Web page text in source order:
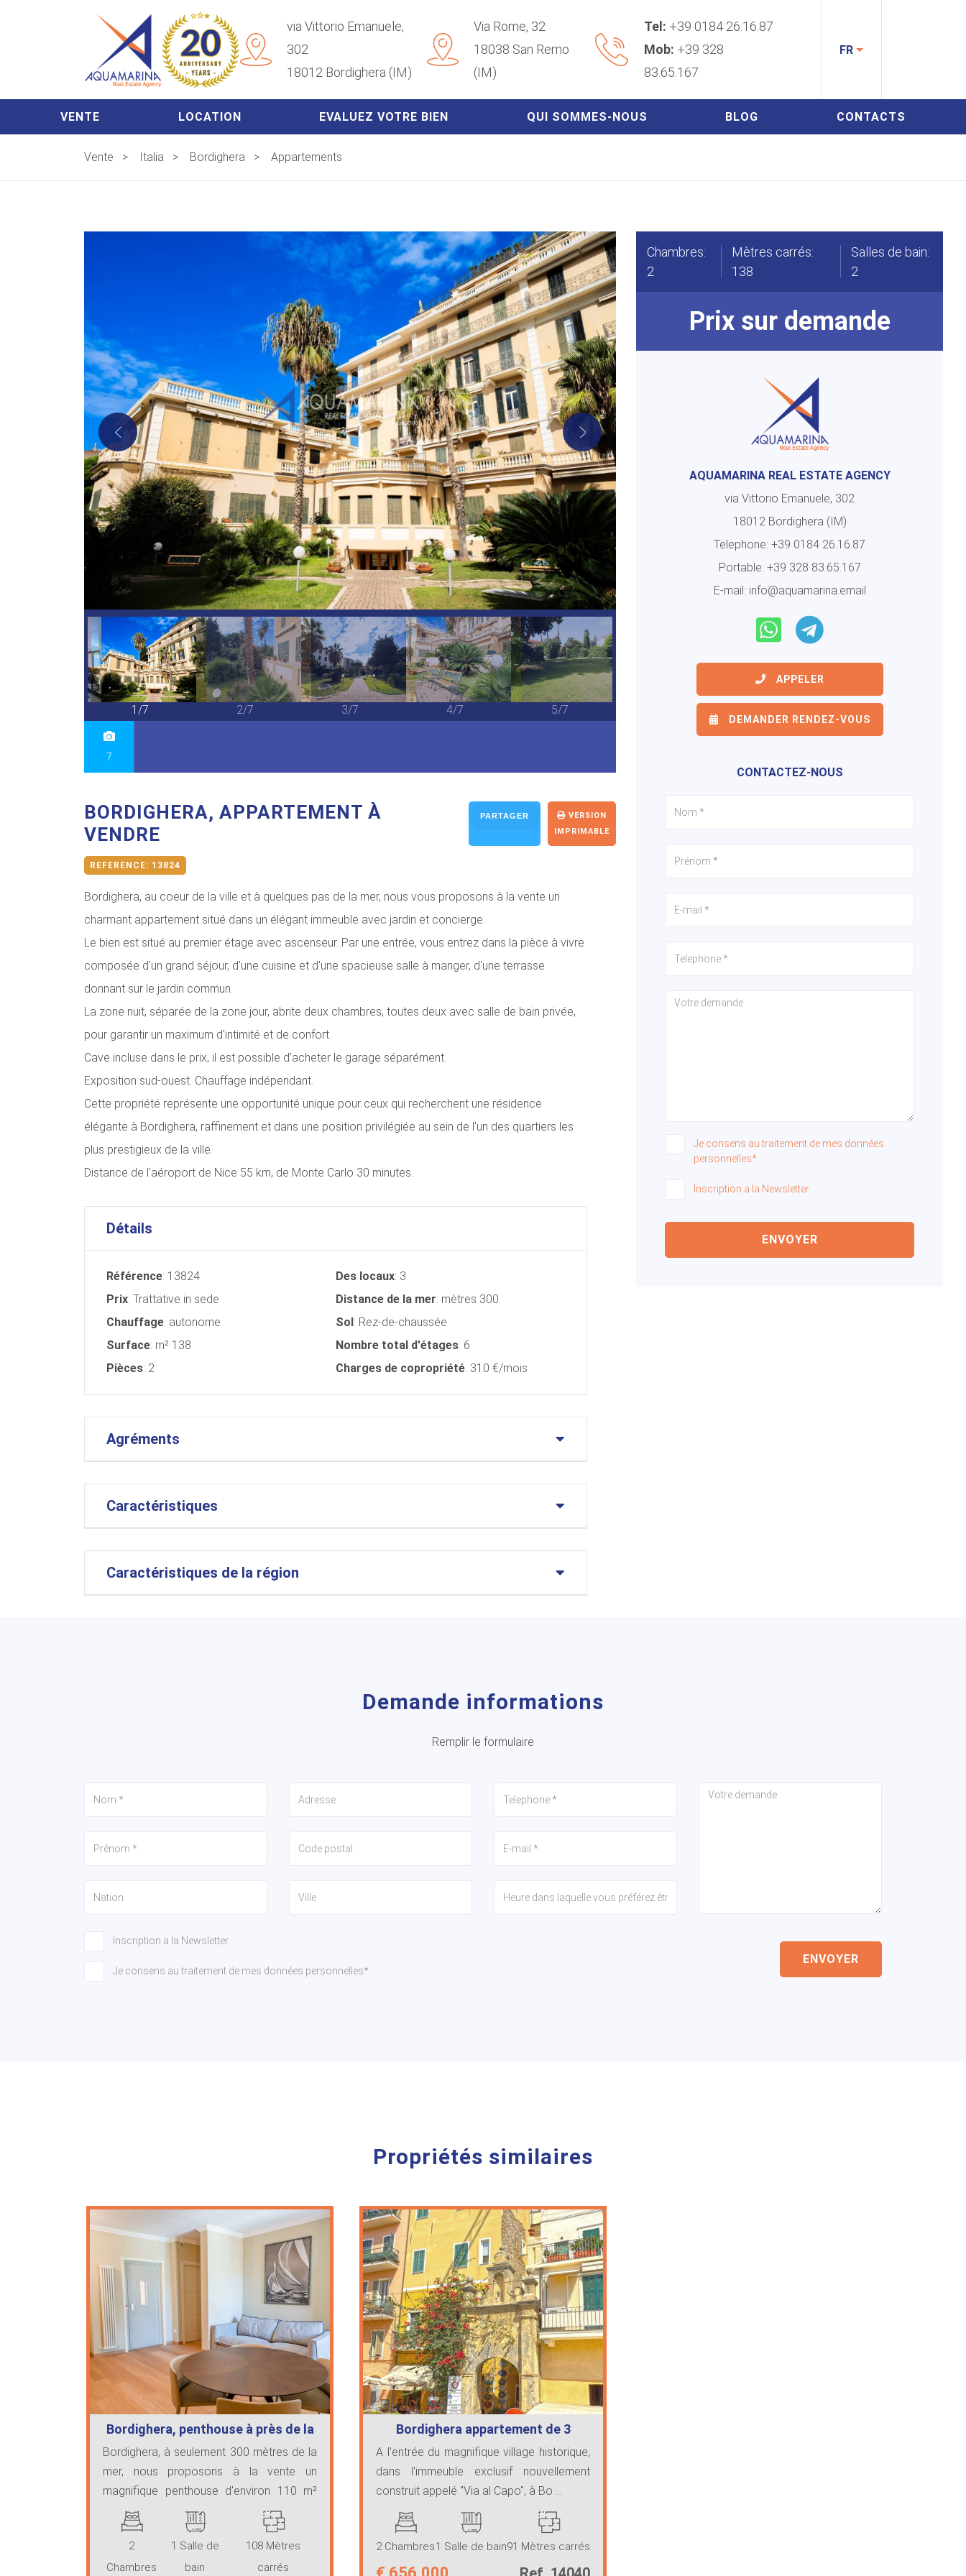
via Vittorio Emanuele,
302
18012 Bordighera (IM)
Via Rome, 32
18038 San Remo
(IM)
Tel: +39 0184 26.16.87
Mob: +39 328
83.65.167
FR
VENTE LOCATION EVALUEZ VOTRE BIEN QUI SOMMES-NOUS BLOG CONTACTS
Vente > Italia > Bordighera > Appartements
1/7 2/7 3/7 4/7 5/7 1/7
7
BORDIGHERA, APPARTEMENT À
VENDRE
PARTAGER
VERSION
IMPRIMABLE
REFERENCE: 13824
Bordighera, au coeur de la ville et à quelques pas de la mer, nous vous proposons à la vente un
charmant appartement situé dans un élégant immeuble avec jardin et concierge.
Le bien est situé au premier étage avec ascenseur. Par une entrée, vous entrez dans la pièce à vivre
composée d'un grand séjour, d'une cuisine et d'une spacieuse salle à manger, d'une terrasse
donnant sur le jardin commun.
La zone nuit, séparée de la zone jour, abrite deux chambres, toutes deux avec salle de bain privée,
pour garantir un maximum d'intimité et de confort.
Cave incluse dans le prix, il est possible d'acheter le garage séparément.
Exposition sud-ouest. Chauffage indépendant.
Cette propriété représente une opportunité unique pour ceux qui recherchent une résidence
élégante à Bordighera, raffinement et dans une position privilégiée au sein de l'un des quartiers les
plus prestigieux de la ville.
Distance de l'aéroport de Nice 55 km, de Monte Carlo 30 minutes.
Détails
Référence: 13824
Prix: Trattative in sede
Chauffage: autonome
Surface: m² 138
Pièces: 2
Des locaux: 3
Distance de la mer: mètres 300
Sol: Rez-de-chaussée
Nombre total d'étages: 6
Charges de copropriété: 310 €/mois
Agréments
Caractéristiques
Caractéristiques de la région
Chambres:
2
Mètres carrés:
138
Salles de bain:
2
Prix sur demande
AQUAMARINA REAL ESTATE AGENCY
via Vittorio Emanuele, 302
18012 Bordighera (IM)
Telephone: +39 0184 26.16.87
Portable: +39 328 83.65.167
E-mail: info@aquamarina.email
APPELER
DEMANDER RENDEZ-VOUS
CONTACTEZ-NOUS
Je consens au traitement de mes données
personnelles*
Inscription a la Newsletter
ENVOYER
Demande informations
Remplir le formulaire
Inscription a la Newsletter
Je consens au traitement de mes données personnelles*
ENVOYER
Propriétés similaires
Bordighera, penthouse à près de la
mer
Bordighera, à seulement 300 mètres de la
mer, nous proposons à la vente un
magnifique penthouse d'environ 110 m²
avec u ...
2
Chambres
1 Salle de
bain
108 Mètres
carrés
Bordighera appartement de 3
pièces nouve…
A l'entrée du magnifique village historique,
dans l'immeuble exclusif nouvellement
construit appelé "Via al Capo", à Bo ...
2 Chambres1 Salle de bain91 Mètres carrés